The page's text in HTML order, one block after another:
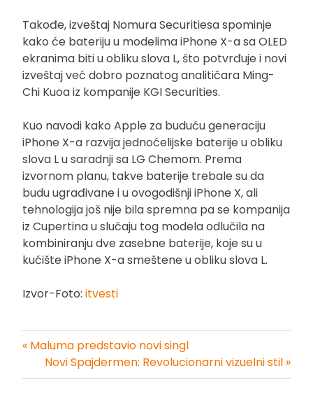
Takođe, izveštaj Nomura Securitiesa spominje
kako će bateriju u modelima iPhone X-a sa OLED
ekranima biti u obliku slova L, što potvrđuje i novi
izveštaj već dobro poznatog analitičara Ming-
Chi Kuoa iz kompanije KGI Securities.
Kuo navodi kako Apple za buduću generaciju
iPhone X-a razvija jednoćelijske baterije u obliku
slova L u saradnji sa LG Chemom. Prema
izvornom planu, takve baterije trebale su da
budu ugrađivane i u ovogodišnji iPhone X, ali
tehnologija još nije bila spremna pa se kompanija
iz Cupertina u slučaju tog modela odlučila na
kombiniranju dve zasebne baterije, koje su u
kućište iPhone X-a smeštene u obliku slova L.
Izvor-Foto: itvesti
Kretanje
« Maluma predstavio novi singl
Novi Spajdermen: Revolucionarni vizuelni stil »